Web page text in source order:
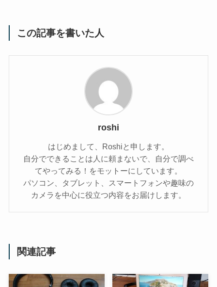
この記事を書いた人
roshi
はじめまして、Roshiと申します。
自分でできることは人に頼まないで、自分で調べ
てやってみる！をモットーにしています。
パソコン、タブレット、スマートフォンや趣味の
カメラを中心に役立つ内容をお届けします。
関連記事